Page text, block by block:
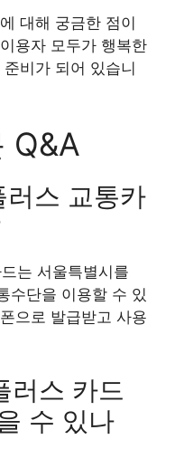
대해 궁금한 점이
용자 모두가 행복한
비가 되어 있습니
Q&A
러스 교통카
는 서울특별시를
수단을 이용할 수 있
으로 발급받고 사용
러스 카드
수 있나